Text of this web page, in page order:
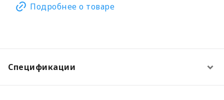
Подробнее о товаре
Спецификации